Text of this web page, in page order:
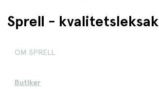
Sprell -
OM SPRELL
Butiker